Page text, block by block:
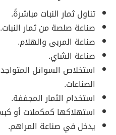
تناول ثمار النبات مباشرةً.
صناعة صلصة من ثمار النبات.
صناعة المربى والهلام.
صناعة الشاي.
استخلاص السوائل
الصناعات.
استخدام الثمار المجففة.
استهلاكها كمكملات أو
يدخل في صناعة المراهم.